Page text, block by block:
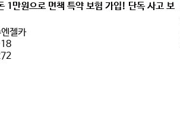
1만원으로 면책 특약 보험 가입! 단독 사고 보
젤카